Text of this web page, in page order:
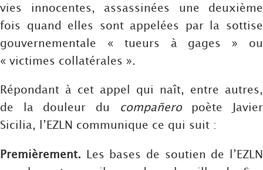
vies innocentes, assassinées une deuxième
fois quand elles sont appelées par la sottise
gouvernementale « tueurs à gages » ou
« victimes collatérales ».
Répondant à cet appel qui naît, entre autres,
de la douleur du
compañeropoète Javier
Sicilia, l’EZLN communique ce qui suit :
Premièrement. Les bases de soutien de l’EZLN